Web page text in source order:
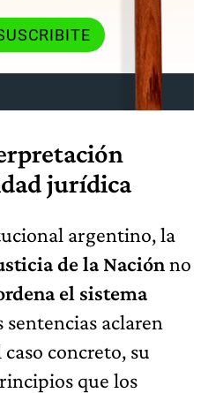
jurídica
argentino, la
de la Naciónno
el sistema
sentencias aclaren
concreto, su
que los